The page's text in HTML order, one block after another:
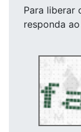
Para liberar
responda